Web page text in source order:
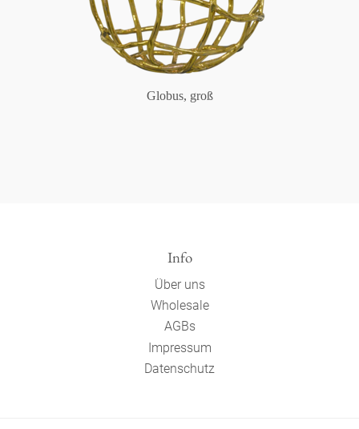
Globus, groß
Info
Über uns
Wholesale
AGBs
Impressum
Datenschutz